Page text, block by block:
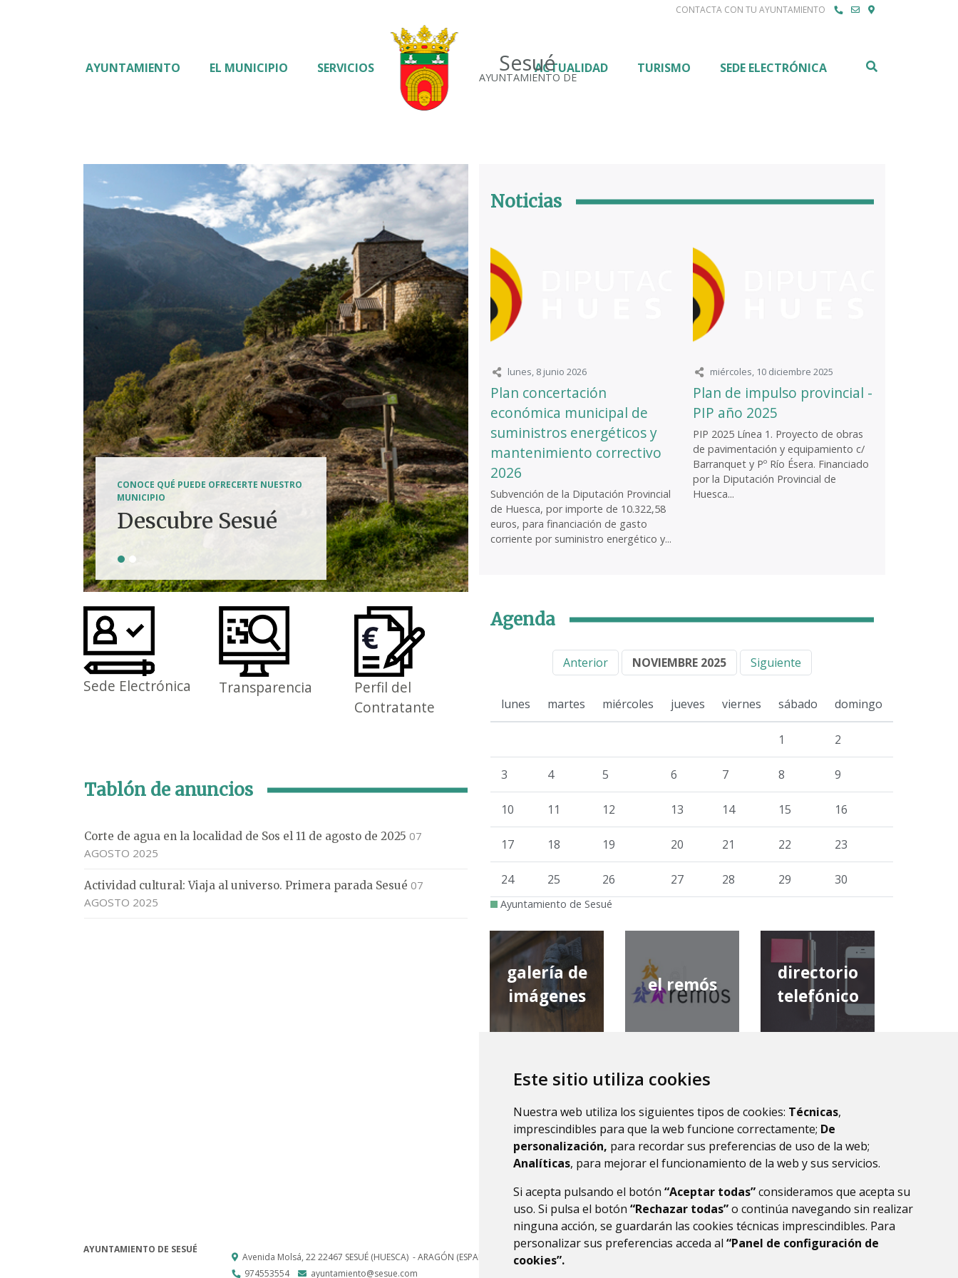
Este sitio utiliza cookies
Nuestra web utiliza los siguientes tipos de cookies: Técnicas,
imprescindibles para que la web funcione correctamente; De
personalización, para recordar sus preferencias de uso de la web;
Analíticas, para mejorar el funcionamiento de la web y sus servicios.
Si acepta pulsando el botón “Aceptar todas”consideramos que acepta su
uso. Si pulsa el botón “Rechazar todas”o continúa navegando sin realizar
ninguna acción, se guardarán las cookies técnicas imprescindibles. Para
personalizar sus preferencias acceda al “Panel de configuración de
cookies”.
CONTACTA CON TU AYUNTAMIENTO
Sesué
AYUNTAMIENTO DE
AYUNTAMIENTO EL MUNICIPIO SERVICIOS ACTUALIDAD TURISMO SEDE ELECTRÓNICA
CONOCE QUÉ PUEDE OFRECERTE NUESTRO
MUNICIPIO
Descubre Sesué
Tierra de
aventuras
Sede Electrónica Transparencia
Perfil del
Contratante
Tablón de anuncios
Corte de agua en la localidad de Sos el 11 de agosto de 2025 07
AGOSTO 2025
Actividad cultural: Viaja al universo. Primera parada Sesué 07
AGOSTO 2025
Noticias
lunes, 8 junio 2026
Plan concertación
económica municipal de
suministros energéticos y
mantenimiento correctivo
2026
Subvención de la Diputación Provincial
de Huesca, por importe de 10.322,58
euros, para financiación de gasto
corriente por suministro energético y...
miércoles, 10 diciembre 2025
Plan de impulso provincial -
PIP año 2025
PIP 2025 Línea 1. Proyecto de obras
de pavimentación y equipamiento c/
Barranquet y Pº Río Ésera. Financiado
por la Diputación Provincial de
Huesca...
Agenda
Anterior NOVIEMBRE 2025 Siguiente
lunes martes miércoles jueves viernes sábado domingo
1 2
3 4 5 6 7 8 9
10 11 12 13 14 15 16
17 18 19 20 21 22 23
24 25 26 27 28 29 30
Ayuntamiento de Sesué
galería de
imágenes
el remós
directorio
telefónico
hace
la ribagorza
provincial de
huesca
AYUNTAMIENTO DE SESUÉ
Avenida Molsá, 2222467 SESUÉ (HUESCA) - ARAGÓN (ESPAÑA)
974553554
ayuntamiento@sesue.com